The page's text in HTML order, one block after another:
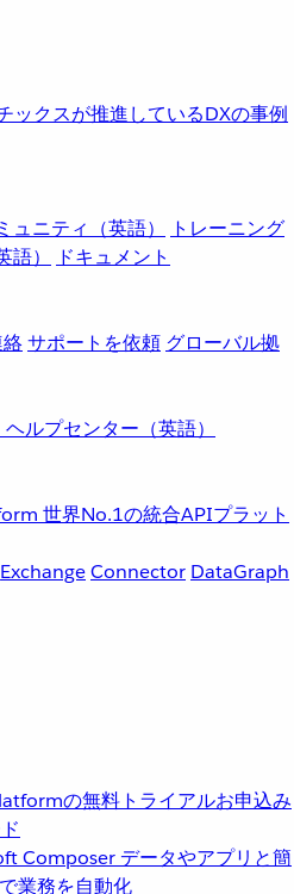
ックスが推進しているDXの事例
ュニティ（英語）
トレーニング
）
ドキュメント
サポートを依頼 グローバル拠
ヘルプセンター（英語）
世界No.1の統合APIプラット
ExchangeConnector DataGraph
の無料トライアルお申込み
Composer データやアプリと簡
業務を自動化